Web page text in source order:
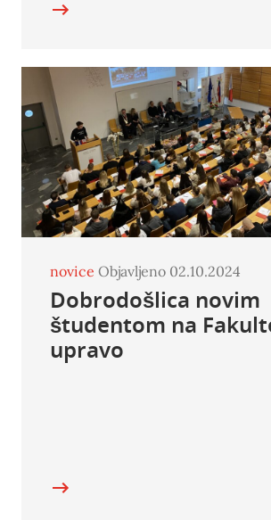
novice Objavljeno 02.10.2024
Dobrodošlica novim
študentom na
upravo